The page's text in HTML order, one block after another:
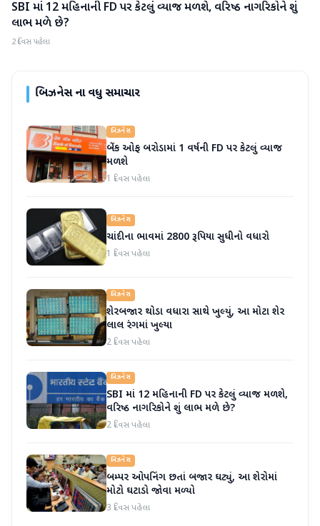
બિઝનેસ
SBI માં 12 મહિનાની FD પર કેટલું વ્યાજ મળશે, વરિષ્ઠ નાગરિકોને શું
લાભ મળે છે?
2 દિવસ પહેલા
બિઝનેસના વધુ સમાચાર
બિઝનેસ
બેંક ઓફ બરોડામાં 1 વર્ષની FD પર કેટલું વ્યાજ
મળશે
1 દિવસ પહેલા
બિઝનેસ
ચાંદીના ભાવમાં 2800 રૂપિયા સુધીનો વધારો
1 દિવસ પહેલા
બિઝનેસ
શેરબજાર થોડા વધારા સાથે ખુલ્યું, આ મોટા શેર
લાલ રંગમાં ખુલ્યા
2 દિવસ પહેલા
બિઝનેસ
SBI માં 12 મહિનાની FD પર કેટલું વ્યાજ મળશે,
વરિષ્ઠ નાગરિકોને શું લાભ મળે છે?
2 દિવસ પહેલા
બિઝનેસ
બમ્પર ઓપનિંગ છતાં બજાર ઘટ્યું, આ શેરોમાં
મોટો ઘટાડો જોવા મળ્યો
3 દિવસ પહેલા